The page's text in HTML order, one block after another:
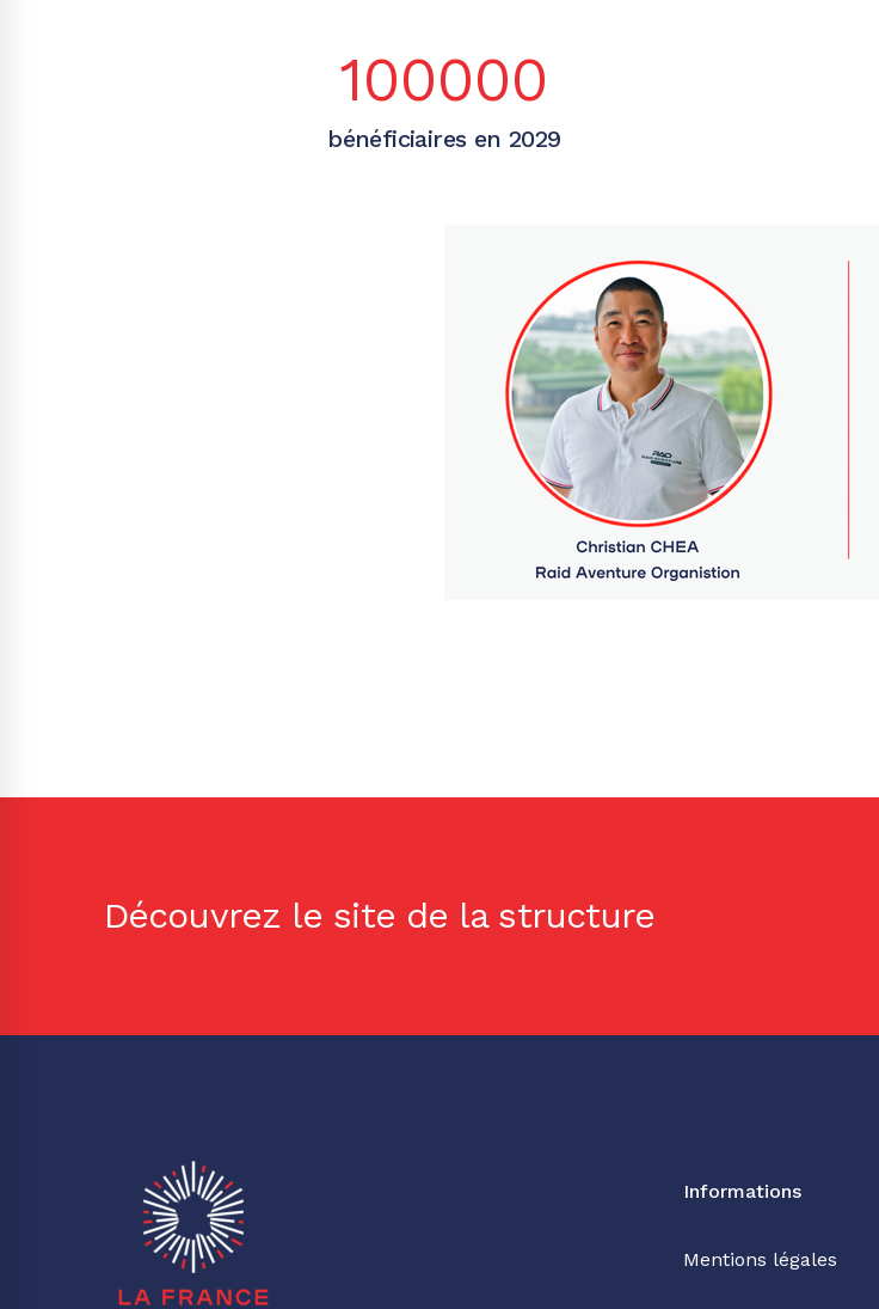
100000
bénéficiaires en 2029
Découvrez le site de la structure
Informations
Mentions légales